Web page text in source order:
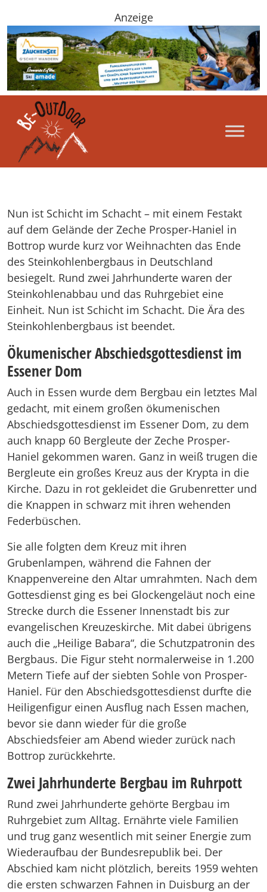
Anzeige
Nun ist Schicht im Schacht – mit einem Festakt
auf dem Gelände der Zeche Prosper-Haniel in
Bottrop wurde kurz vor Weihnachten das Ende
des Steinkohlenbergbaus in Deutschland
besiegelt. Rund zwei Jahrhunderte waren der
Steinkohlenabbau und das Ruhrgebiet eine
Einheit. Nun ist Schicht im Schacht. Die Ära des
Steinkohlenbergbaus ist beendet.
Ökumenischer Abschiedsgottesdienst im
Essener Dom
Auch in Essen wurde dem Bergbau ein letztes Mal
gedacht, mit einem großen ökumenischen
Abschiedsgottesdienst im Essener Dom, zu dem
auch knapp 60 Bergleute der Zeche Prosper-
Haniel gekommen waren. Ganz in weiß trugen die
Bergleute ein großes Kreuz aus der Krypta in die
Kirche. Dazu in rot gekleidet die Grubenretter und
die Knappen in schwarz mit ihren wehenden
Federbüschen.
Sie alle folgten dem Kreuz mit ihren
Grubenlampen, während die Fahnen der
Knappenvereine den Altar umrahmten. Nach dem
Gottesdienst ging es bei Glockengeläut noch eine
Strecke durch die Essener Innenstadt bis zur
evangelischen Kreuzeskirche. Mit dabei übrigens
auch die „Heilige Babara“, die Schutzpatronin des
Bergbaus. Die Figur steht normalerweise in 1.200
Metern Tiefe auf der siebten Sohle von Prosper-
Haniel. Für den Abschiedsgottesdienst durfte die
Heiligenfigur einen Ausflug nach Essen machen,
bevor sie dann wieder für die große
Abschiedsfeier am Abend wieder zurück nach
Bottrop zurückkehrte.
Zwei Jahrhunderte Bergbau im Ruhrpott
Rund zwei Jahrhunderte gehörte Bergbau im
Ruhrgebiet zum Alltag. Ernährte viele Familien
und trug ganz wesentlich mit seiner Energie zum
Wiederaufbau der Bundesrepublik bei. Der
Abschied kam nicht plötzlich, bereits 1959 wehten
die ersten schwarzen Fahnen in Duisburg an der